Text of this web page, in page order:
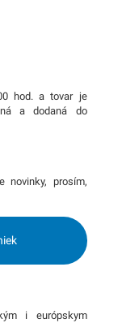
hod. a tovar je
a dodaná do
novinky, prosím,
i európskym